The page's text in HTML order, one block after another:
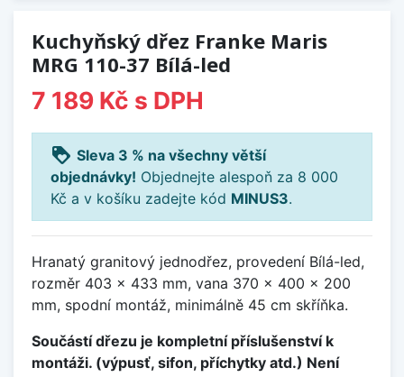
Kuchyňský dřez Franke Maris
MRG 110-37 Bílá-led
7 189 Kč s DPH
loyalty Sleva 3 % na všechny větší
objednávky! Objednejte alespoň za 8 000
Kč a v košíku zadejte kód MINUS3.
Hranatý granitový jednodřez, provedení Bílá-led,
rozměr 403 x 433 mm, vana 370 x 400 x 200
mm, spodní montáž, minimálně 45 cm skříňka.
Součástí dřezu je kompletní příslušenství k
montáži. (výpusť, sifon, příchytky atd.) Není